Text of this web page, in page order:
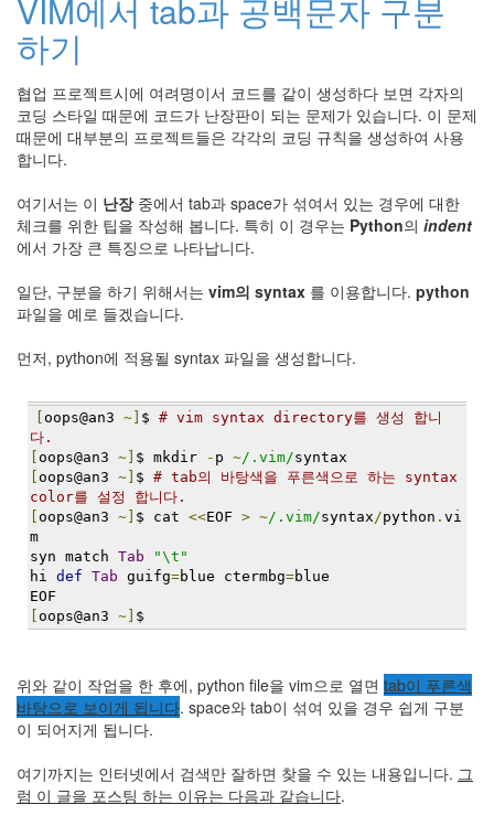
VIM에서 tab과 공백문자 구분
하기
협업 프로젝트시에 여려명이서 코드를 같이 생성하다 보면 각자의
코딩 스타일 때문에 코드가 난장판이 되는 문제가 있습니다. 이 문제
때문에 대부분의 프로젝트들은 각각의 코딩 규칙을 생성하여 사용
합니다.
여기서는 이 난장중에서 tab과 space가 섞여서 있는 경우에 대한
체크를 위한 팁을 작성해 봅니다. 특히 이 경우는 Python의 indent
에서 가장 큰 특징으로 나타납니다.
일단, 구분을 하기 위해서는 vim의 syntax 를 이용합니다. python
파일을 예로 들겠습니다.
먼저, python에 적용될 syntax 파일을 생성합니다.
oops@an3 ~] $ # vim syntax directory를 생성 합니
다.
oops@an3 ~] $ mkdir - p ~/.vim/syntax
oops@an3 ~] $ # tab의 바탕색을 푸른색으로 하는 syntax
color를 설정 합니다.
oops@an3 ~] $ cat <<EOF > ~/.vim/syntax /python . vi
m
syn match Tab
"\t"
hi def Tab guifg=blue ctermbg=blue
EOF
oops@an3 ~] $
위와 같이 작업을 한 후에, python file을 vim으로 열면 tab이 푸른색
바탕으로 보이게 됩니다. space와 tab이 섞여 있을 경우 쉽게 구분
이 되어지게 됩니다.
여기까지는 인터넷에서 검색만 잘하면 찾을 수 있는 내용입니다. 그
럼 이 글을 포스팅 하는 이유는 다음과 같습니다.